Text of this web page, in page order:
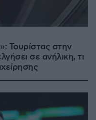
Τουρίστας στην
σε ανήλικη, τι